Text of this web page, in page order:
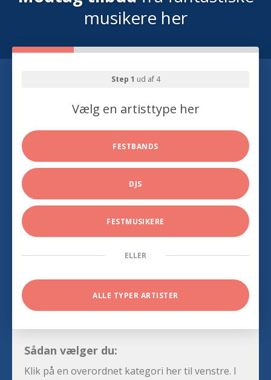
musikere her
Step 1 ud af 4
Vælg en artisttype her
FESTBANDS
DJS
FESTMUSIKERE
ELLER
ALLE TYPER ARTISTER
Sådan vælger du:
Klik på en overordnet kategori her til venstre. I